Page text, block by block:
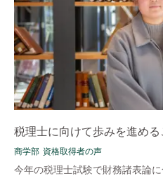
税理士に向けて歩みを進め
商学部 資格取得者の声
今年の税理士試験で財務諸表論